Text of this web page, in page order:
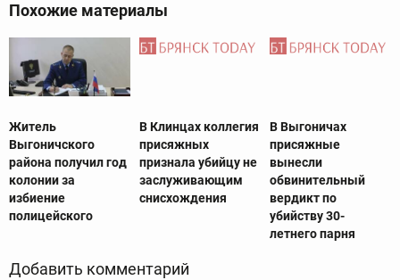
Похожие материалы
Житель
Выгоничского
района получил год
колонии за
избиение
полицейского
В Клинцах коллегия
присяжных
признала убийцу не
заслуживающим
снисхождения
В Выгоничах
присяжные
вынесли
обвинительный
вердикт по
убийству 30-
летнего парня
Добавить комментарий